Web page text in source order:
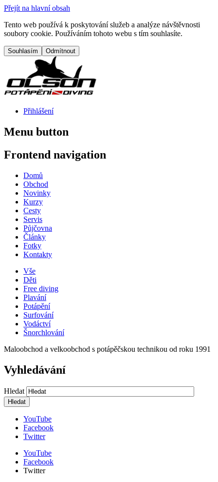
Přejít na hlavní obsah
Tento web používá k poskytování služeb a analýze návštěvnosti
soubory cookie. Používáním tohoto webu s tím souhlasíte.
Přihlášení
Menu button
Frontend navigation
Domů
Obchod
Novinky
Kurzy
Cesty
Servis
Půjčovna
Články
Fotky
Kontakty
Vše
Děti
Free diving
Plavání
Potápění
Surfování
Vodáctví
Šnorchlování
Maloobchod a velkoobchod s potápěčskou technikou od roku 1991
Vyhledávání
Hledat
YouTube
Facebook
Twitter
YouTube
Facebook
Twitter